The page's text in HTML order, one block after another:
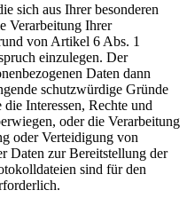
sich aus Ihrer besonderen
Verarbeitung Ihrer
von Artikel 6 Abs. 1
einzulegen. Der
Daten dann
schutzwürdige Gründe
Interessen, Rechte und
oder die Verarbeitung
oder Verteidigung von
Daten zur Bereitstellung der
sind für den